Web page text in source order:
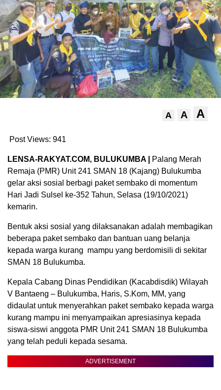
A A A
Post Views: 941
LENSA-RAKYAT.COM, BULUKUMBA |
Palang Merah
Remaja (PMR) Unit 241 SMAN 18 (Kajang) Bulukumba
gelar aksi sosial berbagi paket sembako di momentum
Hari Jadi Sulsel ke-352 Tahun, Selasa (19/10/2021)
kemarin.
Bentuk aksi sosial yang dilaksanakan adalah membagikan
beberapa paket sembako dan bantuan uang belanja
kepada warga kurang mampu yang berdomisili di sekitar
SMAN 18 Bulukumba.
Kepala Cabang Dinas Pendidikan (Kacabdisdik) Wilayah
V Bantaeng – Bulukumba, Haris, S.Kom, MM, yang
didaulat untuk menyerahkan paket sembako kepada warga
kurang mampu ini menyampaikan apresiasinya kepada
siswa-siswi anggota PMR Unit 241 SMAN 18 Bulukumba
yang telah peduli kepada sesama.
ADVERTISEMENT